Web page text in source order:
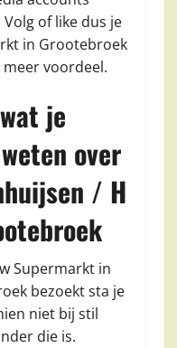
of like dus je
in Grootebroek
voordeel.
je
over
/ H
Supermarkt in
bezoekt sta je
niet bij stil
die is.